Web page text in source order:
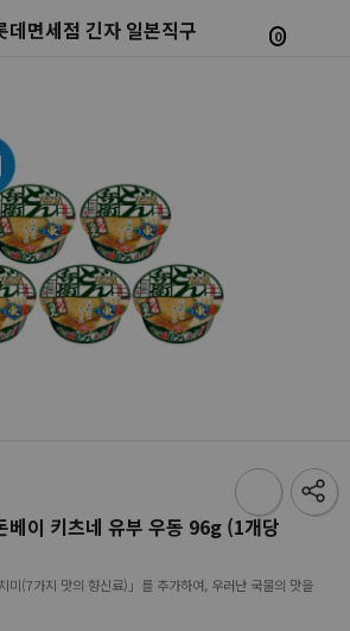
0
베이 키츠네 유부 우동 96g (1개당
미(7가지 맛의 향신료)」를 추가하여, 우러난 국물의 맛을